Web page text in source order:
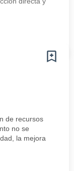
de recursos
no se
la mejora